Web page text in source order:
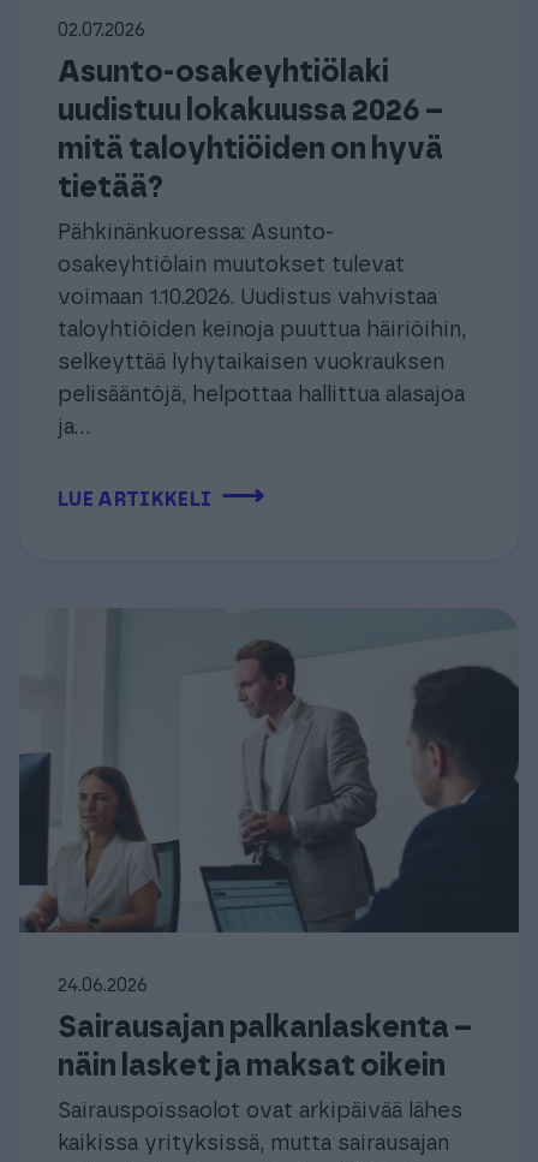
02.07.2026
Asunto-osakeyhtiölaki
uudistuu lokakuussa 2026 –
mitä taloyhtiöiden on hyvä
tietää?
Pähkinänkuoressa: Asunto-
osakeyhtiölain muutokset tulevat
voimaan 1.10.2026. Uudistus vahvistaa
taloyhtiöiden keinoja puuttua häiriöihin,
selkeyttää lyhytaikaisen vuokrauksen
pelisääntöjä, helpottaa hallittua alasajoa
ja...
LUE ARTIKKELI ⟶
24.06.2026
Sairausajan palkanlaskenta –
näin lasket ja maksat oikein
Sairauspoissaolot ovat arkipäivää lähes
kaikissa yrityksissä, mutta sairausajan